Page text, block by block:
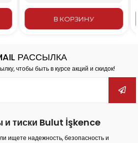
В КОРЗИНУ
РАССЫЛКА
чтобы быть в курсе акций и скидок!
и тиски Bulut İşkence
ищете надежность, безопасность и